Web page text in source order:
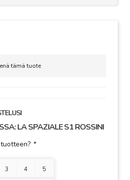
tämä tuote
LA SPAZIALE S1 ROSSINI
*
3 tähteä4 tähteä5 tähteä